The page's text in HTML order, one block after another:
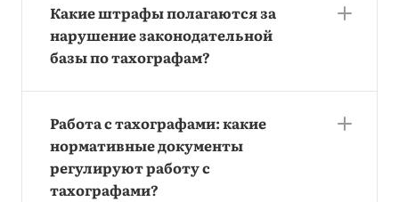
Какие штрафы полагаются за
нарушение законодательной
базы по тахографам?
Работа с тахографами: какие
нормативные документы
регулируют работу с
тахографами?